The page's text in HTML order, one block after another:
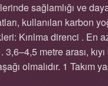
sağlamlığı ve
kullanılan karbon
Kırılma direnci . En
metre arası,
olmalıdır. 1